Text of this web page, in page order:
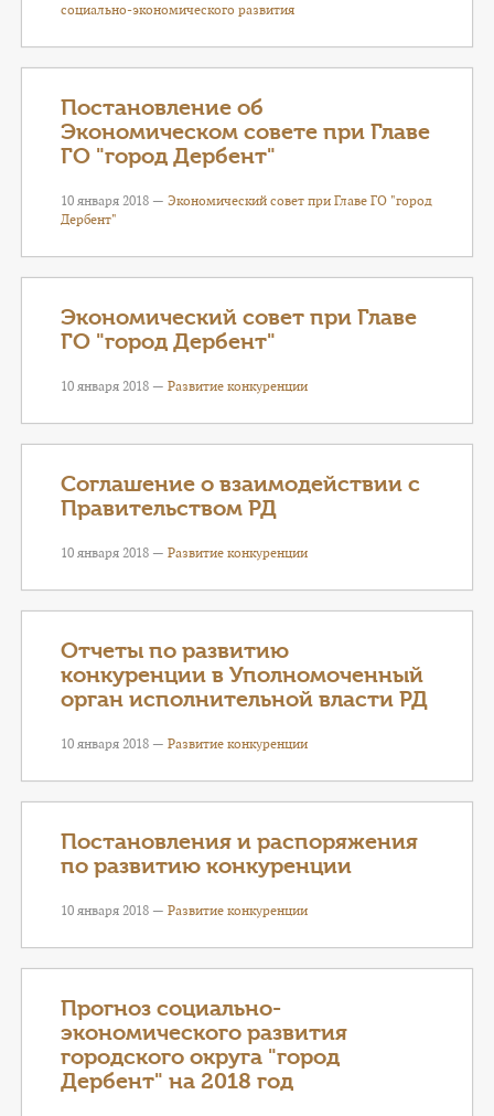
социально-экономического развития
Постановление об
Экономическом совете при Главе
ГО "город Дербент"
10 января 2018 — Экономический совет при Главе ГО "город
Дербент"
Экономический совет при Главе
ГО "город Дербент"
10 января 2018 — Развитие конкуренции
Соглашение о взаимодействии с
Правительством РД
10 января 2018 — Развитие конкуренции
Отчеты по развитию
конкуренции в Уполномоченный
орган исполнительной власти РД
10 января 2018 — Развитие конкуренции
Постановления и распоряжения
по развитию конкуренции
10 января 2018 — Развитие конкуренции
Прогноз социально-
экономического развития
городского округа "город
Дербент" на 2018 год